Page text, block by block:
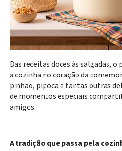
Das receitas doces às salgadas,
a cozinha no coração da
pinhão, pipoca e tantas outras
de momentos especiais
amigos.
A tradição que passa pela